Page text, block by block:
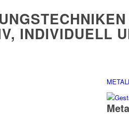
INDIVIDUELL